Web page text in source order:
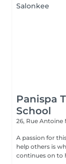
Panispa
School
26, Rue Antoine
A passion for
help others is
continues on to